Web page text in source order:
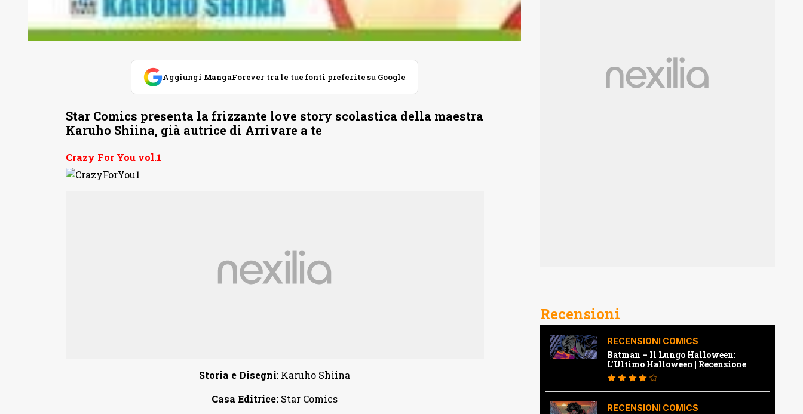
Aggiungi MangaForever tra le tue fonti preferite su Google
Star Comics presenta la frizzante love story scolastica della maestra
Karuho Shiina, già autrice di Arrivare a te
Crazy For You vol.1
Storia e Disegni: Karuho Shiina
Casa Editrice: Star Comics
Recensioni
RECENSIONI COMICS
Batman – Il Lungo Halloween:
L’Ultimo Halloween | Recensione
RECENSIONI COMICS